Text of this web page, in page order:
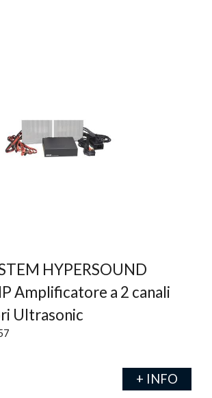
HYPERSOUND
Amplificatore a 2 canali
Ultrasonic
+ INFO